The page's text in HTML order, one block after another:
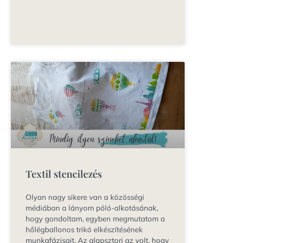
Textil stencilezés
Olyan nagy sikere van a közösségi
médiában a lányom póló-alkotásának,
hogy gondoltam, egyben megmutatom a
hőlégballonos trikó elkészítésének
munkafázisait. Az alapsztori az volt, hogy